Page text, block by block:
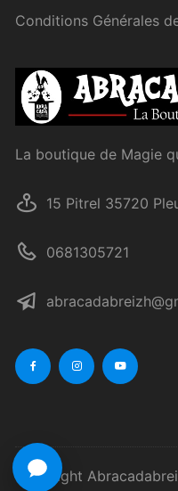
Conditions Générales
La boutique de Magie
15 Pitrel 35720
0681305721
Copyright